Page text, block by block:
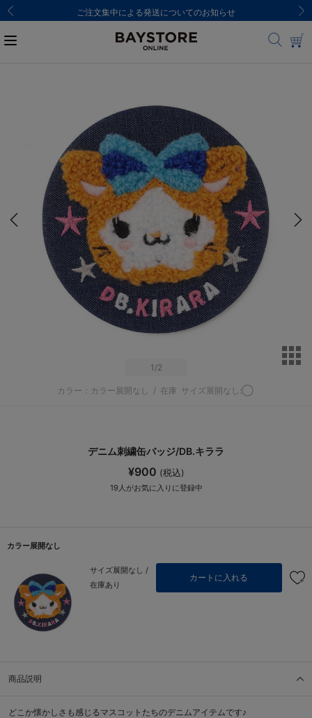
ご注文集中による発送についてのお知らせ
1 /2
カラー：カラー展開なし / 在庫 サイズ展開なし:◯
デニム刺繍缶バッジ/DB.キララ
¥900 (税込)
19 人がお気に入りに登録中
カラー展開なし
サイズ展開なし /
在庫あり
カートに入れる
商品説明
どこか懐かしさも感じるマスコットたちのデニムアイテムです♪